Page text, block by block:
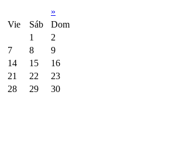
»
Vie Sáb
Dom
1
2
7 8
9
14 15
16
21 22
23
28 29
30